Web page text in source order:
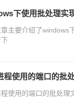
下使用批处理实
主要介绍了windows
程使用的端口的批
使用的端口的批处理